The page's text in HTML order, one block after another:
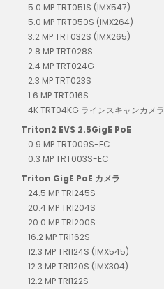
5.0 MP TRT051S (IMX547)
5.0 MP TRT050S (IMX264)
3.2 MP TRT032S (IMX265)
2.8 MP TRT028S
2.4 MP TRT024G
2.3 MP TRT023S
1.6 MP TRT016S
4K TRT04KG ラインスキャンカメラ
Triton2 EVS 2.5GigE PoE
0.9 MP TRT009S-EC
0.3 MP TRT003S-EC
Triton GigE PoE カメラ
24.5 MP TRI245S
20.4 MP TRI204S
20.0 MP TRI200S
16.2 MP TRI162S
12.3 MP TRI124S (IMX545)
12.3 MP TRI120S (IMX304)
12.2 MP TRI122S